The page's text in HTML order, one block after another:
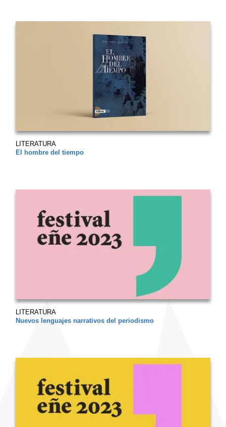
LITERATURA
El hombre del tiempo
LITERATURA
Nuevos lenguajes narrativos del periodismo